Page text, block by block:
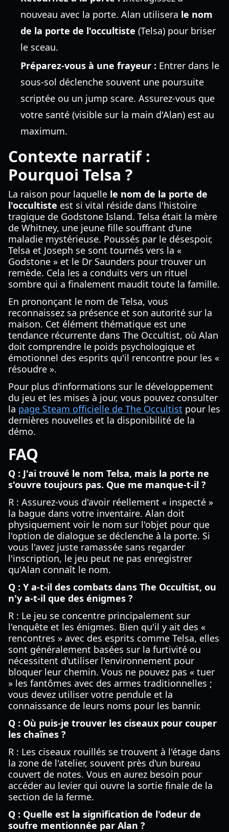
nouveau avec la porte. Alan utilisera le nom
de la porte de l'occultiste (Telsa) pour briser
le sceau.
Préparez-vous à une frayeur : Entrer dans le
sous-sol déclenche souvent une poursuite
scriptée ou un jump scare. Assurez-vous que
votre santé (visible sur la main d'Alan) est au
maximum.
Contexte narratif :
Pourquoi Telsa ?
La raison pour laquelle le nom de la porte de
l'occultiste est si vital réside dans l'histoire
tragique de Godstone Island. Telsa était la mère
de Whitney, une jeune fille souffrant d'une
maladie mystérieuse. Poussés par le désespoir,
Telsa et Joseph se sont tournés vers la «
Godstone » et le Dr Saunders pour trouver un
remède. Cela les a conduits vers un rituel
sombre qui a finalement maudit toute la famille.
En prononçant le nom de Telsa, vous
reconnaissez sa présence et son autorité sur la
maison. Cet élément thématique est une
tendance récurrente dans The Occultist, où Alan
doit comprendre le poids psychologique et
émotionnel des esprits qu'il rencontre pour les «
résoudre ».
Pour plus d'informations sur le développement
du jeu et les mises à jour, vous pouvez consulter
la page Steam officielle de The Occultist pour les
dernières nouvelles et la disponibilité de la
démo.
FAQ
Q : J'ai trouvé le nom Telsa, mais la porte ne
s'ouvre toujours pas. Que me manque-t-il ?
R : Assurez-vous d'avoir réellement « inspecté »
la bague dans votre inventaire. Alan doit
physiquement voir le nom sur l'objet pour que
l'option de dialogue se déclenche à la porte. Si
vous l'avez juste ramassée sans regarder
l'inscription, le jeu peut ne pas enregistrer
qu'Alan connaît le nom.
Q : Y a-t-il des combats dans The Occultist, ou
n'y a-t-il que des énigmes ?
R : Le jeu se concentre principalement sur
l'enquête et les énigmes. Bien qu'il y ait des «
rencontres » avec des esprits comme Telsa, elles
sont généralement basées sur la furtivité ou
nécessitent d'utiliser l'environnement pour
bloquer leur chemin. Vous ne pouvez pas « tuer
» les fantômes avec des armes traditionnelles ;
vous devez utiliser votre pendule et la
connaissance de leurs noms pour les bannir.
Q : Où puis-je trouver les ciseaux pour couper
les chaînes ?
R : Les ciseaux rouillés se trouvent à l'étage dans
la zone de l'atelier, souvent près d'un bureau
couvert de notes. Vous en aurez besoin pour
accéder au levier qui ouvre la sortie finale de la
section de la ferme.
Q : Quelle est la signification de l'odeur de
soufre mentionnée par Alan ?